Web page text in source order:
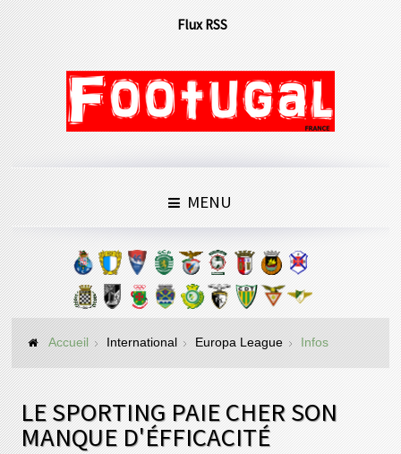
Flux RSS
MENU
Accueil International Europa League Infos
LE SPORTING PAIE CHER SON
MANQUE D'ÉFFICACITÉ